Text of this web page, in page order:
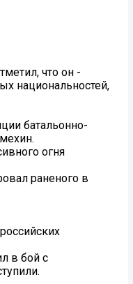
что он -
национальностей,
батальонно-
огня
раненого в
в бой с